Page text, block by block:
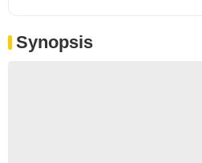
Synopsis